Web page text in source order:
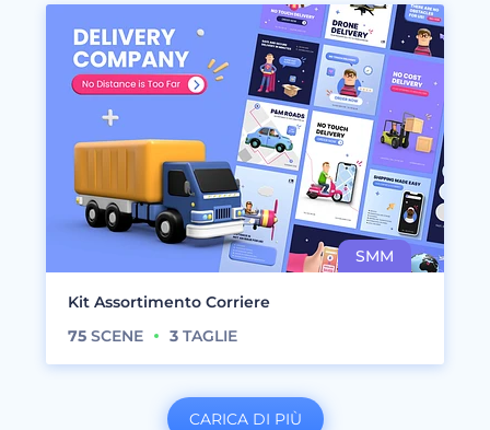
Kit Assortimento Corriere
75 SCENE 3 TAGLIE
CARICA DI PIÙ